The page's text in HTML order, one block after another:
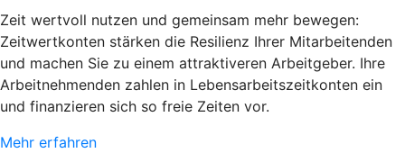
Zeit wertvoll nutzen und gemeinsam mehr bewegen:
Zeitwertkonten stärken die Resilienz Ihrer Mitarbeitenden
und machen Sie zu einem attraktiveren Arbeitgeber. Ihre
Arbeitnehmenden zahlen in Lebensarbeitszeitkonten ein
und finanzieren sich so freie Zeiten vor.
Mehr erfahren